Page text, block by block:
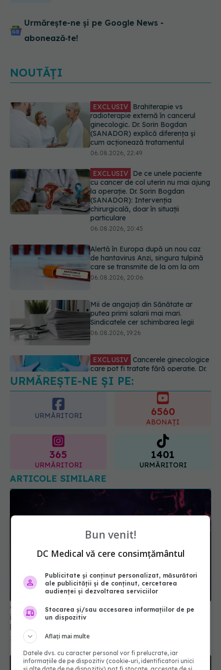
Urmărește-ne și pe Google News -
abonează‑te!
NOUTĂȚI
EXCLUSIV De ce unele paciente
cu cancer de col uterin nu mai ajung
la operație. Dr. Sorin Bogdan
(SANADOR): Intervenția
chirurgicală, doar în situații
particulare
Alertă în Europa după un nou caz
de hantavirus Anzi, singura tulpină
care se transmite de la om la om
06.08.2026, 20:06
putea primi salarii mai mari.
Sindicatele cer schimbarea legii
06.08.2026, 19:26
care pot fi tratate fără operație. Dr.
Sorin Bogdan (SANADOR): Chirurgia
este indicată doar punctual, pentru
anumite categorii de paciente
EXCLUSIV Brahiterapie vs
radioterapie externă în cancerul
ginecologic. Dr. Sorin Bogdan
(SANADOR) explică diferența și
cum acționează tratamentul
URMĂREȘTE-NE ȘI PE:
URMĂRITORI
ABONAȚI
URMĂRITORI
1401
URMĂRITORI
ARTICOLE SIMILARE
China neagă originea COVID. Dispută globală
între teoria zoonotică și ipoteza scăpării din
laborator
23 apr 2025, 22:38
Bun venit!
DC Medical vă cere consimțământul
Publicitate și conținut personalizat, măsurători
ale publicității și de conținut, cercetarea
audienței și dezvoltarea serviciilor
Stocarea și/sau accesarea informațiilor de pe
un dispozitiv
Aflați mai multe
Datele dvs. cu caracter personal vor fi prelucrate, iar
informațiile de pe dispozitiv (cookie-uri, identificatori unici